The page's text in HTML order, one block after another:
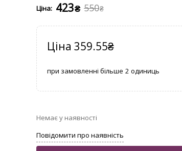
550₴
423₴
359.55₴
2